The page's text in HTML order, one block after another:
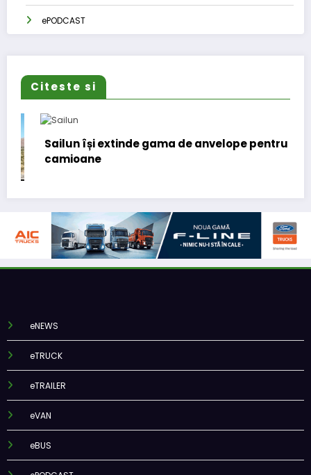
ePODCAST
Citeste si
Sailun își extinde gama de anvelope pentru
camioane
eNEWS
eTRUCK
eTRAILER
eVAN
eBUS